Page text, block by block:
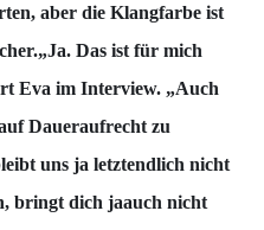
aber die Klangfarbe ist
„Ja. Das ist für mich
Eva im Interview. „Auch
Daueraufrecht zu
uns ja letztendlich nicht
bringt dich jaauch nicht